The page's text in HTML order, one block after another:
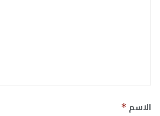
الاسم *